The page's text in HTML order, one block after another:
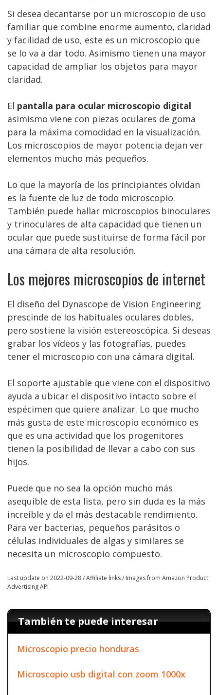
Si desea decantarse por un microscopio de uso
familiar que combine enorme aumento, claridad
y facilidad de uso, este es un microscopio que
se lo va a dar todo. Asimismo tienen una mayor
capacidad de ampliar los objetos para mayor
claridad.
El pantalla para ocular microscopio digital
asimismo viene con piezas oculares de goma
para la máxima comodidad en la visualización.
Los microscopios de mayor potencia dejan ver
elementos mucho más pequeños.
Lo que la mayoría de los principiantes olvidan
es la fuente de luz de todo microscopio.
También puede hallar microscopios binoculares
y trinoculares de alta capacidad que tienen un
ocular que puede sustituirse de forma fácil por
una cámara de alta resolución.
Los mejores microscopios de internet
El diseño del Dynascope de Vision Engineering
prescinde de los habituales oculares dobles,
pero sostiene la visión estereoscópica. Si deseas
grabar los vídeos y las fotografías, puedes
tener el microscopio con una cámara digital.
El soporte ajustable que viene con el dispositivo
ayuda a ubicar el dispositivo intacto sobre el
espécimen que quiere analizar. Lo que mucho
más gusta de este microscopio económico es
que es una actividad que los progenitores
tienen la posibilidad de llevar a cabo con sus
hijos.
Puede que no sea la opción mucho más
asequible de esta lista, pero sin duda es la más
increíble y da el más destacable rendimiento.
Para ver bacterias, pequeños parásitos o
células individuales de algas y similares se
necesita un microscopio compuesto.
Last update on 2022-09-28 / Affiliate links / Images from Amazon Product
Advertising API
También te puede interesar
Microscopio precio honduras
Microscopio usb digital con zoom 1000x